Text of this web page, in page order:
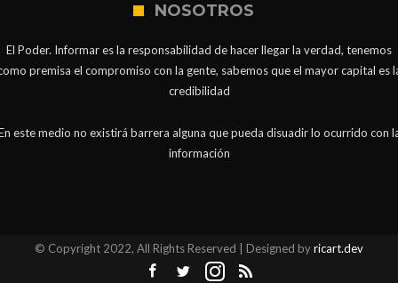
NOSOTROS
El Poder. Informar es la responsabilidad de hacer llegar la verdad, tenemos
premisa el compromiso con la gente, sabemos que el mayor capital es
credibilidad
este medio no existirá barrera alguna que pueda disuadir lo ocurrido con
información
© Copyright 2022, All Rights Reserved | Designed byricart.dev